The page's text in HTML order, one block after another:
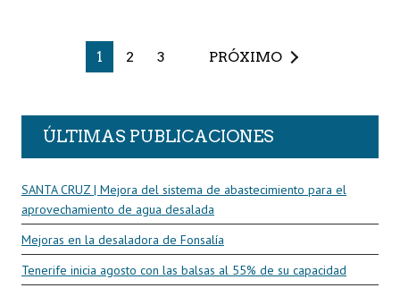
1 2 3 PRÓXIMO
ÚLTIMAS PUBLICACIONES
SANTA CRUZ | Mejora del sistema de abastecimiento para el
aprovechamiento de agua desalada
Mejoras en la desaladora de Fonsalía
Tenerife inicia agosto con las balsas al 55% de su capacidad